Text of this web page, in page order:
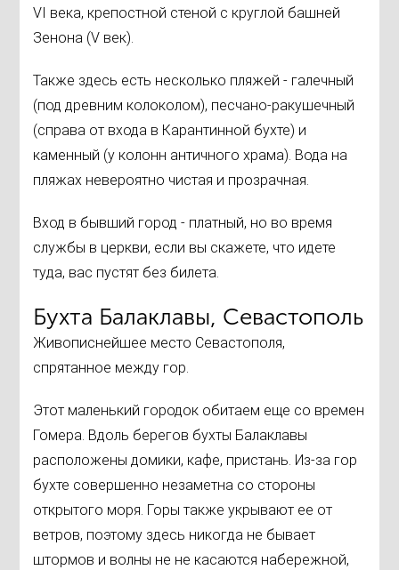
VI века, крепостной стеной с круглой башней
Зенона (V век).
Также здесь есть несколько пляжей - галечный
(под древним колоколом), песчано-ракушечный
(справа от входа в Карантинной бухте) и
каменный (у колонн античного храма). Вода на
пляжах невероятно чистая и прозрачная.
Вход в бывший город - платный, но во время
службы в церкви, если вы скажете, что идете
туда, вас пустят без билета.
Бухта Балаклавы, Севастополь
Живописнейшее место Севастополя,
спрятанное между гор.
Этот маленький городок обитаем еще со времен
Гомера. Вдоль берегов бухты Балаклавы
расположены домики, кафе, пристань. Из-за гор
бухте совершенно незаметна со стороны
открытого моря. Горы также укрывают ее от
ветров, поэтому здесь никогда не бывает
штормов и волны не не касаются набережной,